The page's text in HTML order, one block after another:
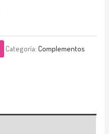
Categoría:Complementos